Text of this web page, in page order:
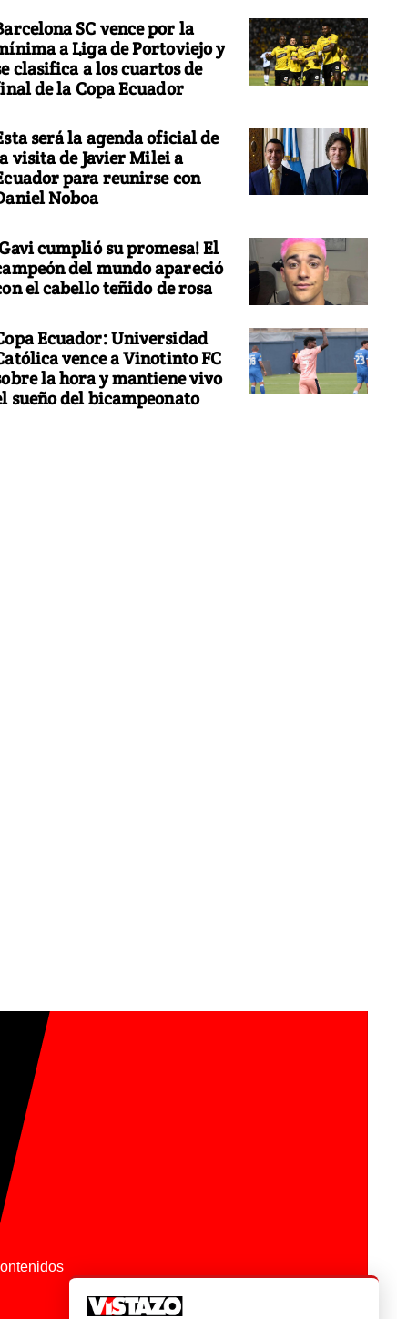
SC vence por la
a Liga de Portoviejo y
clasifica a los cuartos de
de la Copa Ecuador
será la agenda oficial de
visita de Javier Milei a
para reunirse con
Noboa
cumplió su promesa! El
del mundo apareció
el cabello teñido de rosa
Ecuador: Universidad
vence a Vinotinto FC
la hora y mantiene vivo
sueño del bicampeonato